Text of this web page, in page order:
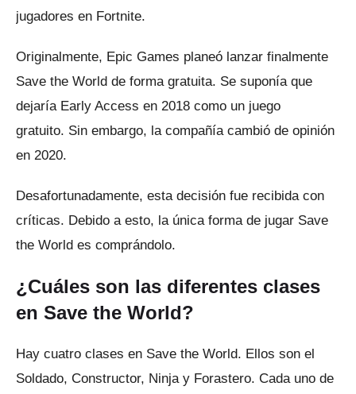
jugadores en Fortnite.
Originalmente, Epic Games planeó lanzar finalmente
Save the World de forma gratuita. Se suponía que
dejaría Early Access en 2018 como un juego
gratuito. Sin embargo, la compañía cambió de opinión
en 2020.
Desafortunadamente, esta decisión fue recibida con
críticas. Debido a esto, la única forma de jugar Save
the World es comprándolo.
¿Cuáles son las diferentes clases
en Save the World?
Hay cuatro clases en Save the World. Ellos son el
Soldado, Constructor, Ninja y Forastero. Cada uno de